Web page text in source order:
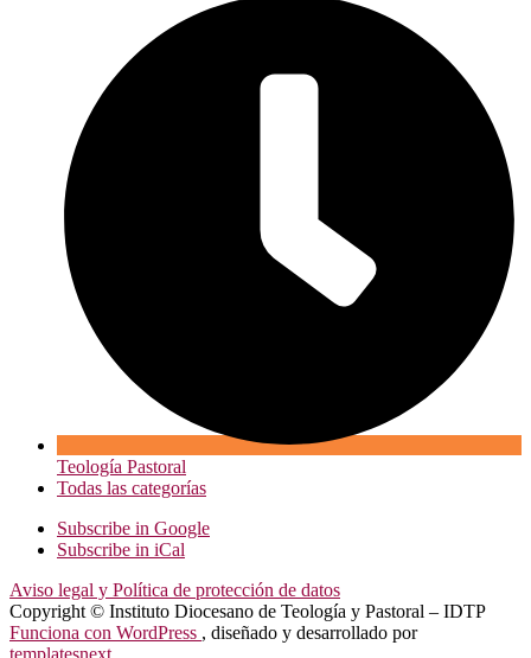
Teología Pastoral
Todas las categorías
Subscribe in Google
Subscribe in iCal
Aviso legal y Política de protección de datos
Copyright © Instituto Diocesano de Teología y Pastoral – IDTP
Funciona con WordPress , diseñado y desarrollado por
templatesnext